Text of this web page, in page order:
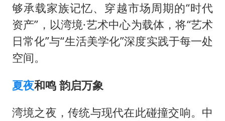
够承载家族记忆、穿越市场周期的“时代
资产”，以湾境·艺术中心为载体，将“艺术
日常化”与“生活美学化”深度实践于每一处
空间。
夏夜和鸣 韵启万象
湾境之夜，传统与现代在此碰撞交响。中